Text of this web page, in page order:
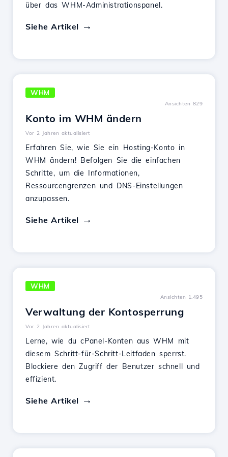
über das WHM-Administrationspanel.
Siehe Artikel
WHM
Ansichten 829
Konto im WHM ändern
Vor 2 Jahren aktualisiert
Erfahren Sie, wie Sie ein Hosting-Konto in
WHM ändern! Befolgen Sie die einfachen
Schritte, um die Informationen,
Ressourcengrenzen und DNS-Einstellungen
anzupassen.
Siehe Artikel
WHM
Ansichten 1,495
Verwaltung der Kontosperrung
Vor 2 Jahren aktualisiert
Lerne, wie du cPanel-Konten aus WHM mit
diesem Schritt-für-Schritt-Leitfaden sperrst.
Blockiere den Zugriff der Benutzer schnell und
effizient.
Siehe Artikel